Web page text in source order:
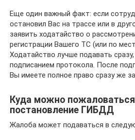
Еще один важный факт: если
остановил Вас на трассе или в
заявить ходатайство о
регистрации Вашего ТС (или по
Ходатайство лучше подавать
подписанием протокола. После
Вы имеете полное право сразу же
Куда можно
постановление ГИБДД
Жалоба может подаваться в